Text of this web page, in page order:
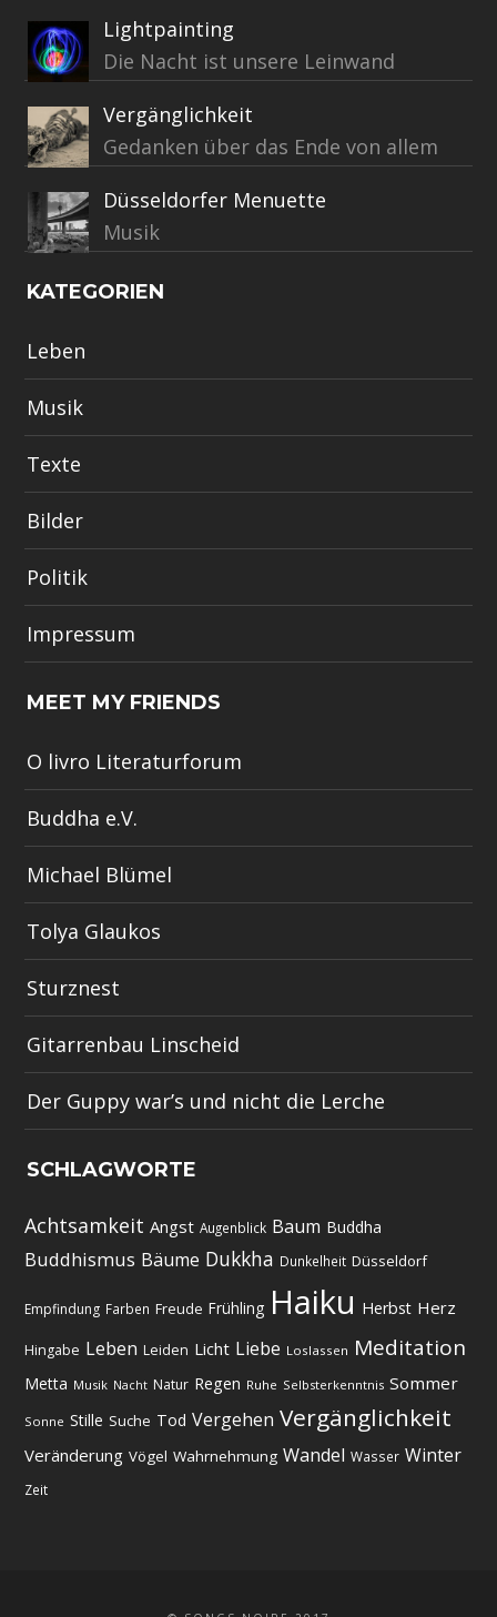
Lightpainting
Die Nacht ist unsere Leinwand
Vergänglichkeit
Gedanken über das Ende von allem
Düsseldorfer Menuette
Musik
KATEGORIEN
Leben
Musik
Texte
Bilder
Politik
Impressum
MEET MY FRIENDS
O livro Literaturforum
Buddha e.V.
Michael Blümel
Tolya Glaukos
Sturznest
Gitarrenbau Linscheid
Der Guppy war’s und nicht die Lerche
SCHLAGWORTE
Achtsamkeit Angst Augenblick Baum Buddha
Buddhismus Bäume Dukkha Dunkelheit Düsseldorf
Empfindung Farben Freude Frühling Haiku Herbst Herz
Hingabe Leben Leiden Licht Liebe Loslassen Meditation
Metta Musik Nacht Natur Regen Ruhe Selbsterkenntnis Sommer
Sonne Stille Suche Tod Vergehen Vergänglichkeit
Veränderung Vögel Wahrnehmung Wandel Wasser Winter
Zeit